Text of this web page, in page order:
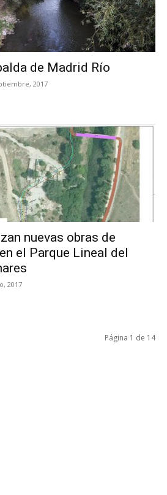
de Madrid Río
2017
nuevas obras de
el Parque Lineal del
2017
Página 1 de 14